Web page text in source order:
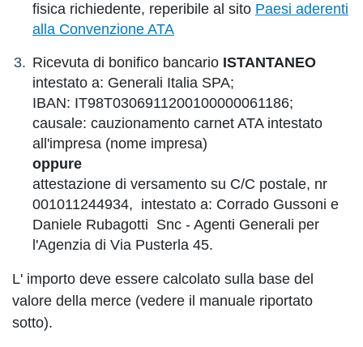
fisica richiedente, reperibile al sito Paesi aderenti
alla Convenzione ATA
Ricevuta di bonifico bancario ISTANTANEO
intestato a: Generali Italia SPA;
IBAN: IT98T0306911200100000061186;
causale: cauzionamento carnet ATA intestato
all'impresa (nome impresa)
oppure
attestazione di versamento su C/C postale, nr
001011244934, intestato a: Corrado Gussoni e
Daniele Rubagotti Snc - Agenti Generali per
l'Agenzia di Via Pusterla 45.
L' importo deve essere calcolato sulla base del
valore della merce (vedere il manuale riportato
sotto).